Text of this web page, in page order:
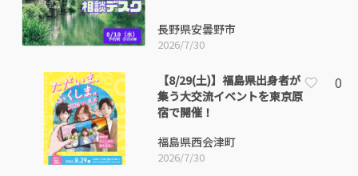
長野県安曇野市
2026/7/30
【8/29(土)】福島県出身者が
集う大交流イベントを東京原
宿で開催！
福島県西会津町
2026/7/30
0